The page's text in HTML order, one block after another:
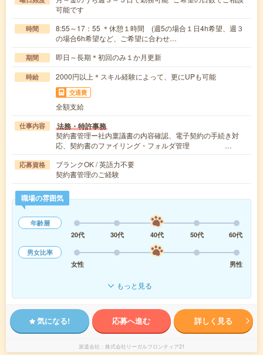
可能です
時間
8:55～17：55 ＊休憩１時間 (週5の場合１日4h希望、週３
の場合6h希望など、ご希望に合わせ…
期間 即日～長期＊初回のみ１か月更新
時給 2000円以上＊スキル経験によって、更にUPも可能
交通費
全額支給
仕事内容 法務・特許事務
契約書管理ー社内稟議書の内容確認、電子契約の手続き対
応、契約書のファイリング・フォルダ管理 …
応募資格
ブランクOK / 英語力不要
契約書管理のご経験
職場の雰囲気
年齢層
20代
30代 40代 50代
60代
男女比率
女性
男性
もっと見る
気になる! 応募へ進む 詳しく見る
派遣会社 株式会社リーガルフロンティア21